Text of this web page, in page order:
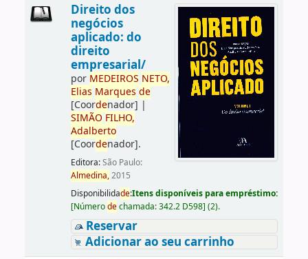
Direito dos
negócios
aplicado: do
direito
empresarial/
por MEDEIROS NETO,
Elias Marques de
[Coordenador] |
SIMÃO FILHO,
Adalberto
[Coordenador].
Editora:São Paulo:
Almedina,2015
Disponibilidade:Itens disponíveis para empréstimo:
[Númerodechamada:342.2 D598] (2).
Reservar
Adicionar ao seu carrinho